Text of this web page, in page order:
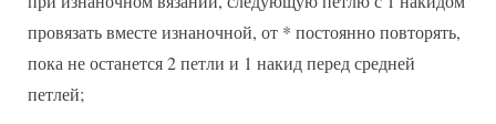
провязать вместе изнаночной, от * постоянно повторять,
пока не останется 2 петли и 1 накид перед средней
петлей;